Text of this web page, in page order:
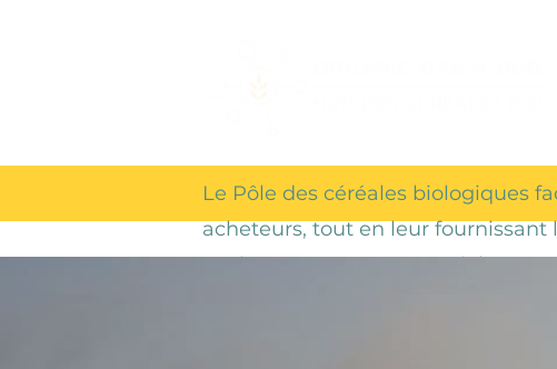
Le Pôle des céréales biologiques
acheteurs, tout en leur fournissant
environnement commercial